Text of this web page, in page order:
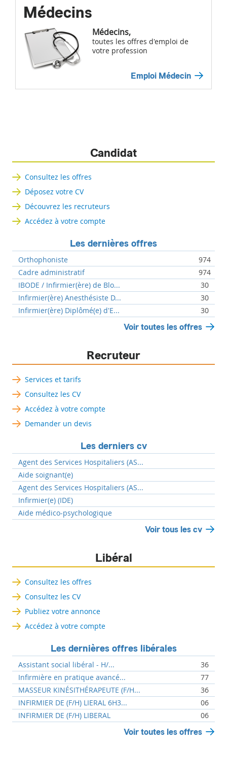
Médecins
Médecins,
toutes les offres d'emploi de
votre profession
Emploi Médecin
Candidat
Consultez les offres
Déposez votre CV
Découvrez les recruteurs
Accédez à votre compte
Les dernières offres
Orthophoniste
974
Cadre administratif
974
IBODE / Infirmier(ère) de Blo...
30
Infirmier(ère) Anesthésiste D...
30
Infirmier(ère) Diplômé(e) d'E...
30
Voir toutes les offres
Recruteur
Services et tarifs
Consultez les CV
Accédez à votre compte
Demander un devis
Les derniers cv
Agent des Services Hospitaliers (AS...
Aide soignant(e)
Agent des Services Hospitaliers (AS...
Infirmier(e) (IDE)
Aide médico-psychologique
Voir tous les cv
Libéral
Consultez les offres
Consultez les CV
Publiez votre annonce
Accédez à votre compte
Les dernières offres libérales
Assistant social libéral - H/...
36
Infirmière en pratique avancé...
77
MASSEUR KINÉSITHÉRAPEUTE (F/H...
36
INFIRMIER DE (F/H) LIERAL 6H3...
06
INFIRMIER DE (F/H) LIBERAL
06
Voir toutes les offres